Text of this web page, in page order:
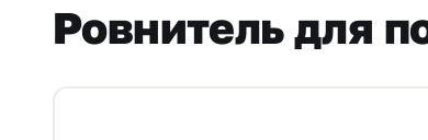
Ровнитель для